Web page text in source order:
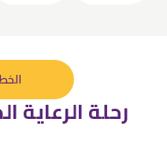
رحلة الرعاية